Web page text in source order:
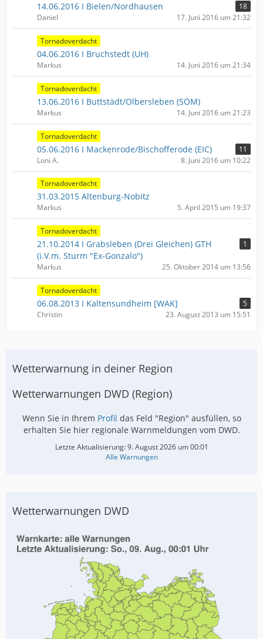
14.06.2016 I Bielen/Nordhausen
18
Daniel
17. Juni 2016 um 21:32
Tornadoverdacht
04.06.2016 I Bruchstedt (UH)
Markus 14. Juni 2016 um 21:34
Tornadoverdacht
13.06.2016 I Buttstädt/Olbersleben (SÖM)
Markus 14. Juni 2016 um 21:23
Tornadoverdacht
05.06.2016 I Mackenrode/Bischofferode (EIC)
11
Loni A.
8. Juni 2016 um 10:22
Tornadoverdacht
31.03.2015 Altenburg-Nobitz
Markus 5. April 2015 um 19:37
Tornadoverdacht
21.10.2014 I Grabsleben (Drei Gleichen) GTH
(i.V.m. Sturm "Ex-Gonzalo")
1
Markus 25. Oktober 2014 um 13:56
Tornadoverdacht
06.08.2013 I Kaltensundheim [WAK]
5
Christin
23. August 2013 um 15:51
Wetterwarnung in deiner Region
Wetterwarnungen DWD (Region)
Wenn Sie in Ihrem Profil das Feld "Region" ausfüllen, so
erhalten Sie hier regionale Warnmeldungen vom DWD.
Letzte Aktualisierung:9. August 2026 um 00:01
Alle Warnungen
Wetterwarnungen DWD